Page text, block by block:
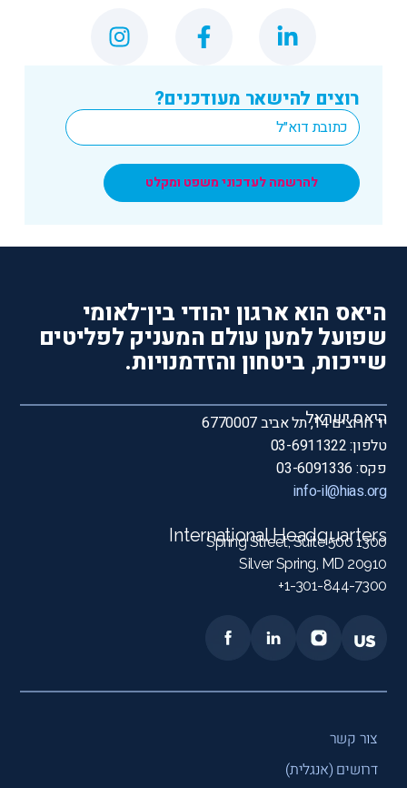
רוצים להישאר מעודכנים?
Email
*
להרשמה לעדכוני משפט ומקלט
היאס הוא ארגון יהודי בין־לאומי
שפועל למען עולם המעניק לפליטים
שייכות, ביטחון והזדמנויות.
היאס ישראל
יד חרוצים 14, תל אביב 6770007
טלפון: 03-6911322
פקס: 03-6091336
info-il@hias.org
International Headquarters
1300 Spring Street, Suite 500
Silver Spring, MD 20910
1-301-844-7300+
צור קשר
דרושים (אנגלית)